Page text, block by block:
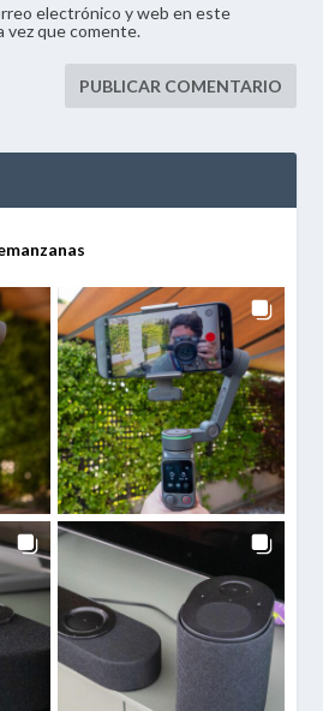
electrónico y web en este
vez que comente.